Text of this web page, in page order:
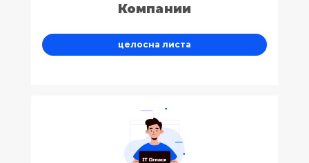
Компании
целосна листа